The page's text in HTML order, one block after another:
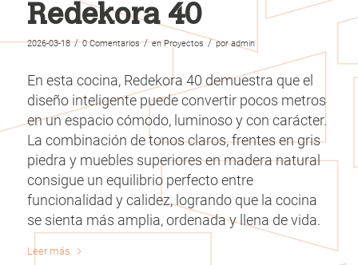
Redekora 40
2026-03-18 / 0 Comentarios / enProyectos / poradmin
En esta cocina, Redekora 40 demuestra que el
diseño inteligente puede convertir pocos metros
en un espacio cómodo, luminoso y con carácter.
La combinación de tonos claros, frentes en gris
piedra y muebles superiores en madera natural
consigue un equilibrio perfecto entre
funcionalidad y calidez, logrando que la cocina
se sienta más amplia, ordenada y llena de vida.
Leer más